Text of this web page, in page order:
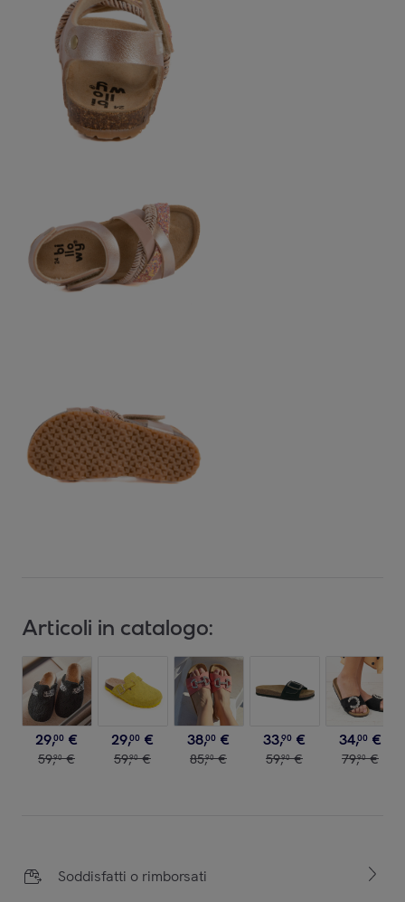
Articoli in catalogo:
29,00 €
59,90 €
29,00 €
59,90 €
38,00 €
85,90 €
33,90 €
59,90 €
34,00 €
79,90 €
Soddisfatti o rimborsati